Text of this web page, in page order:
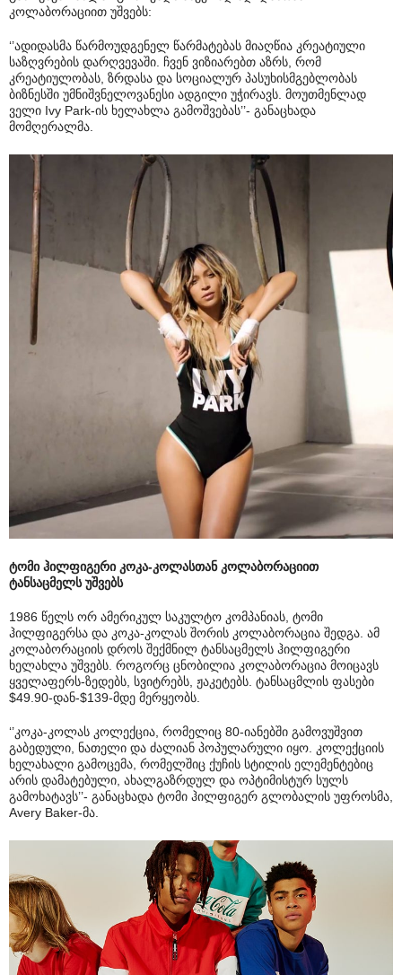
კოლაბორაციით უშვებს:
‘’ადიდასმა წარმოუდგენელ წარმატებას მიაღწია კრეატიული
საზღვრების დარღვევაში. ჩვენ ვიზიარებთ აზრს, რომ
კრეატიულობას, ზრდასა და სოციალურ პასუხისმგებლობას
ბიზნესში უმნიშვნელოვანესი ადგილი უჭირავს. მოუთმენლად
ველი Ivy Park-ის ხელახლა გამოშვებას’’- განაცხადა
მომღერალმა.
ტომი ჰილფიგერი კოკა-კოლასთან კოლაბორაციით
ტანსაცმელს უშვებს
1986 წელს ორ ამერიკულ საკულტო კომპანიას, ტომი
ჰილფიგერსა და კოკა-კოლას შორის კოლაბორაცია შედგა. ამ
კოლაბორაციის დროს შექმნილ ტანსაცმელს ჰილფიგერი
ხელახლა უშვებს. როგორც ცნობილია კოლაბორაცია მოიცავს
ყველაფერს-ზედებს, სვიტრებს, ჟაკეტებს. ტანსაცმლის ფასები
$49.90-დან-$139-მდე მერყეობს.
‘’კოკა-კოლას კოლექცია, რომელიც 80-იანებში გამოვუშვით
გაბედული, ნათელი და ძალიან პოპულარული იყო. კოლექციის
ხელახალი გამოცემა, რომელშიც ქუჩის სტილის ელემენტებიც
არის დამატებული, ახალგაზრდულ და ოპტიმისტურ სულს
გამოხატავს’’- განაცხადა ტომი ჰილფიგერ გლობალის უფროსმა,
Avery Baker-მა.